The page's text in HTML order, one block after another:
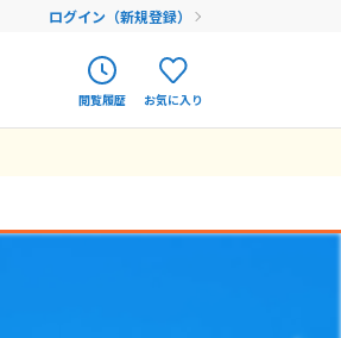
ログイン（新規登録）
閲覧履歴 お気に入り